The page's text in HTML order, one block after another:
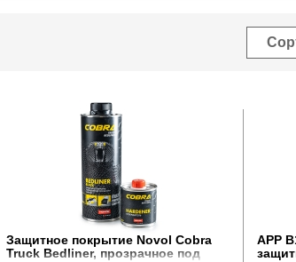
Защитное покрытие Novol Cobra
Truck Bedliner, прозрачное под
APP